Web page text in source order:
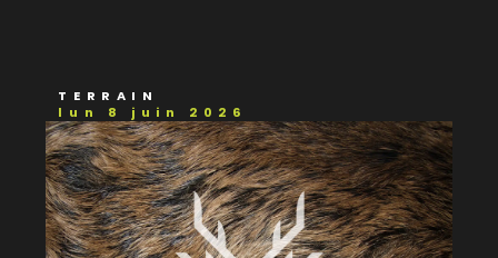
TERRAIN
lun 8 juin 2026